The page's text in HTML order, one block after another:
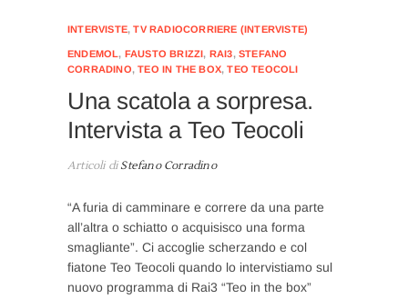
INTERVISTE,TV RADIOCORRIERE (INTERVISTE)
ENDEMOL, FAUSTO BRIZZI, RAI3,STEFANO
CORRADINO,TEO IN THE BOX,TEO TEOCOLI
Una scatola a sorpresa.
Intervista a Teo Teocoli
Articoli diStefano Corradino
“A furia di camminare e correre da una parte
all’altra o schiatto o acquisisco una forma
smagliante”. Ci accoglie scherzando e col
fiatone Teo Teocoli quando lo intervistiamo sul
nuovo programma di Rai3 “Teo in the box”